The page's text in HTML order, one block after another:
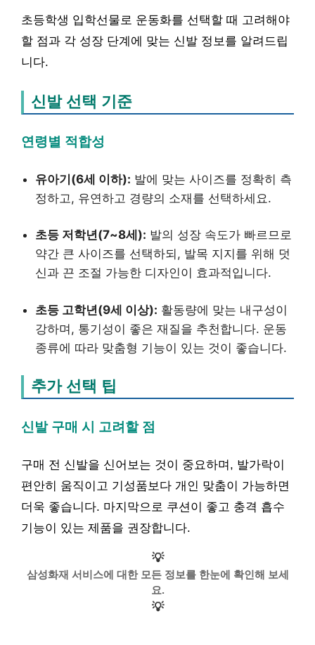
초등학생 입학선물로 운동화를 선택할 때 고려해야
할 점과 각 성장 단계에 맞는 신발 정보를 알려드립
니다.
신발 선택 기준
연령별 적합성
유아기(6세 이하): 발에 맞는 사이즈를 정확히 측
정하고, 유연하고 경량의 소재를 선택하세요.
초등 저학년(7~8세): 발의 성장 속도가 빠르므로
약간 큰 사이즈를 선택하되, 발목 지지를 위해 덧
신과 끈 조절 가능한 디자인이 효과적입니다.
초등 고학년(9세 이상): 활동량에 맞는 내구성이
강하며, 통기성이 좋은 재질을 추천합니다. 운동
종류에 따라 맞춤형 기능이 있는 것이 좋습니다.
추가 선택 팁
신발 구매 시 고려할 점
구매 전 신발을 신어보는 것이 중요하며, 발가락이
편안히 움직이고 기성품보다 개인 맞춤이 가능하면
더욱 좋습니다. 마지막으로 쿠션이 좋고 충격 흡수
기능이 있는 제품을 권장합니다.
💡
삼성화재 서비스에 대한 모든 정보를 한눈에 확인해 보세
요.
💡